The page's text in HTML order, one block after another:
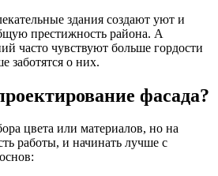
здания создают уют и
престижность района. А
часто чувствуют больше гордости
заботятся о них.
фасада?
цвета или материалов, но на
работы, и начинать лучше с